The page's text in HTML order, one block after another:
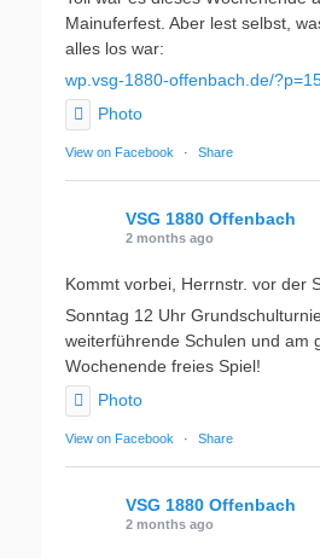
Mainuferfest. Aber lest selbst,
alles los war:
wp.vsg-1880-offenbach.de/
Photo
View on Facebook · Share
VSG 1880 Offenbach
2 months ago
Kommt vorbei, Herrnstr. vor der
Sonntag 12 Uhr
weiterführende Schulen und am
Wochenende freies Spiel!
Photo
View on Facebook · Share
VSG 1880 Offenbach
2 months ago